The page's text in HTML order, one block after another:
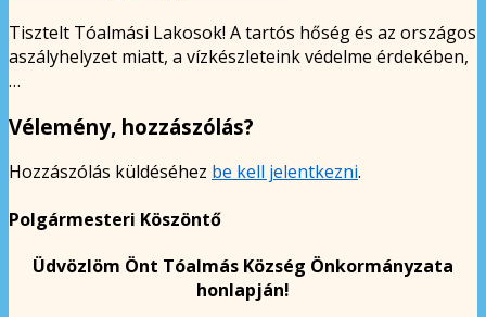
Tisztelt Tóalmási Lakosok! A tartós hőség és az országos
aszályhelyzet miatt, a vízkészleteink védelme érdekében,
…
Vélemény, hozzászólás?
Hozzászólás küldéséhez be kell jelentkezni.
Polgármesteri Köszöntő
Üdvözlöm Önt Tóalmás Község Önkormányzata
honlapján!